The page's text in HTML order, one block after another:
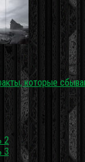
которые
2
3